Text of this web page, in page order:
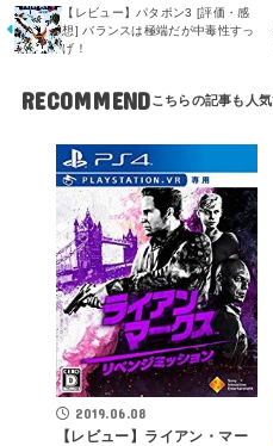
【レビュー】パタポン3 [評価・感
想] バランスは極端だが中毒性すっ
げ！
RECOMMEND
2019.06.08
【レビュー】ライアン・マー